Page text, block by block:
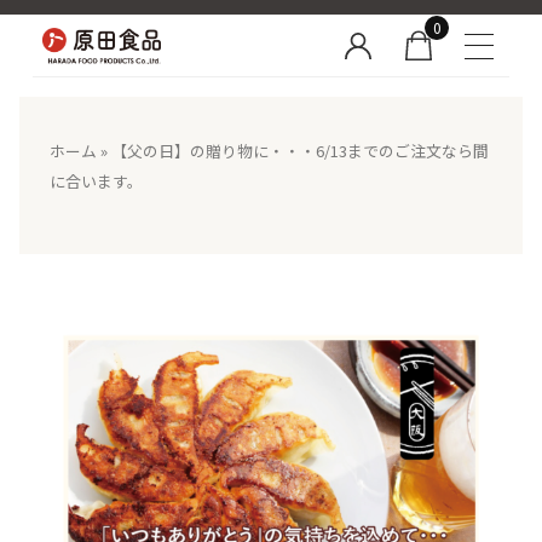
0
ホーム »
【父の日】の贈り物に・・・6/13までのご注文なら間
に合います。